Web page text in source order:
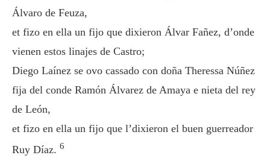
Álvaro de Feuza,
et fizo en ella un fijo que dixieron Álvar Fañez, d’onde
vienen estos linajes de Castro;
Diego Laínez se ovo cassado con doña Theressa Núñez
fija del conde Ramón Álvarez de Amaya e nieta del rey
de León,
et fizo en ella un fijo que l’dixieron el buen guerreador
Ruy Díaz. 6